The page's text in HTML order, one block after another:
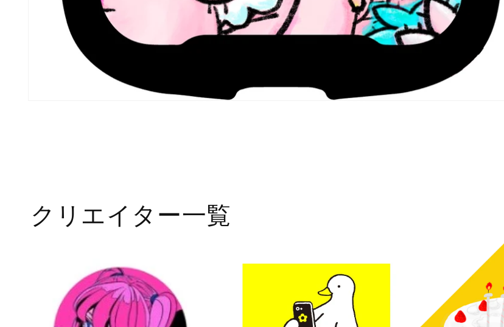
を
開
クリエイター一覧